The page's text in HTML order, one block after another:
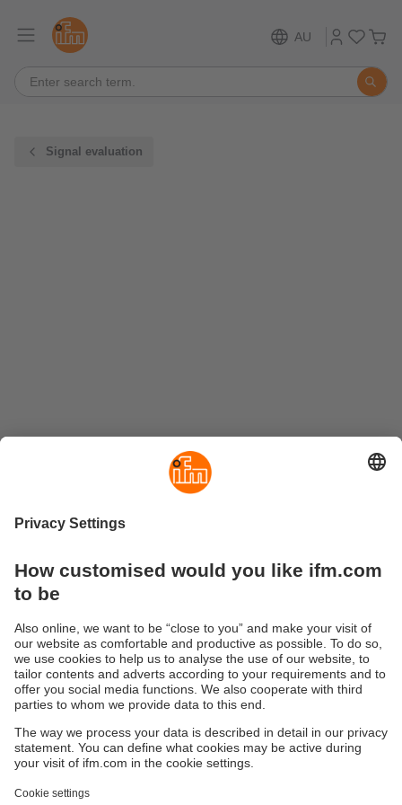
AU
Signal evaluation